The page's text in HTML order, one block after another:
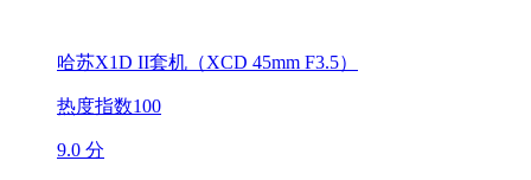
哈苏X1D II套机（XCD 45mm F3.5）
热度指数100
9.0 分